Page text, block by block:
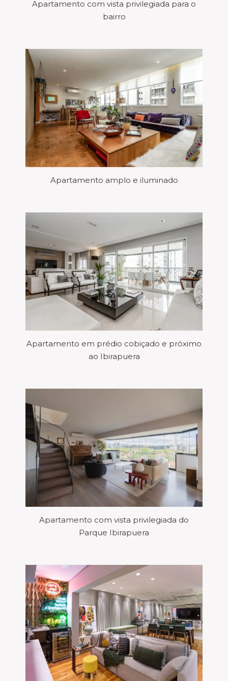
Apartamento com vista privilegiada para o
bairro
Apartamento amplo e iluminado
Apartamento em prédio cobiçado e próximo
ao Ibirapuera
Apartamento com vista privilegiada do
Parque Ibirapuera